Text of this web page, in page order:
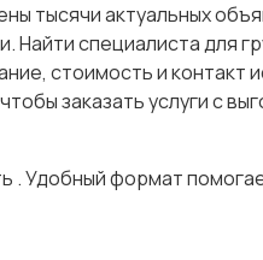
тысячи актуальных
Найти специалиста для
стоимость и контакт
заказать услуги с
. Удобный формат